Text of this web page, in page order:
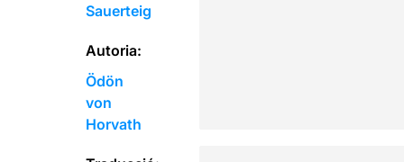
Sauerteig
Autoria:
Ödön
von
Horvath